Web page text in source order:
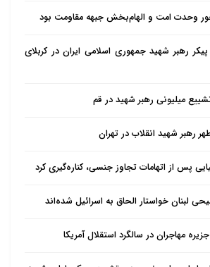
وحدت امت و الهام‌بخش جبهه مقاومت بود
رهبر شهید جمهوری اسلامی ایران در کربلای
میلیونی رهبر شهید در قم
رهبر شهید انقلاب در تهران
پس از اتهامات تجاوز جنسی، کناره‌گیری کرد
لبنان خواستار الحاق به اسرائیل شده‌اند
مهاجران در سالگرد استقلال آمریکا